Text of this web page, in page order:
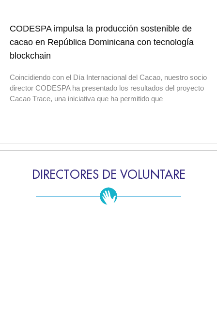
CODESPA impulsa la producción sostenible de
cacao en República Dominicana con tecnología
blockchain
Coincidiendo con el Día Internacional del Cacao, nuestro socio
director CODESPA ha presentado los resultados del proyecto
Cacao Trace, una iniciativa que ha permitido que
DIRECTORES DE VOLUNTARE